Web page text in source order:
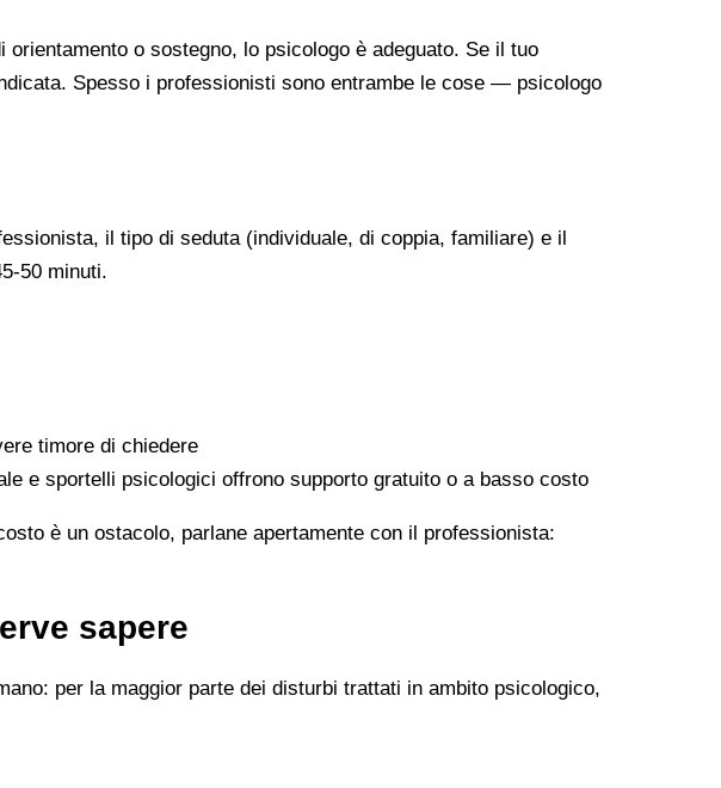
o sostegno, lo psicologo è adeguato. Se il tuo
Spesso i professionisti sono entrambe le cose — psicologo
il tipo di seduta (individuale, di coppia, familiare) e il
50 minuti.
timore di chiedere
e sportelli psicologici offrono supporto gratuito o a basso costo
è un ostacolo, parlane apertamente con il professionista:
sapere
per la maggior parte dei disturbi trattati in ambito psicologico,